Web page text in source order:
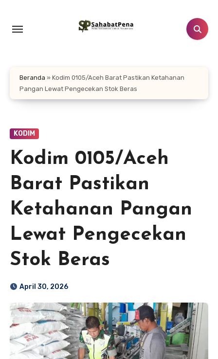
konten
Beranda » Kodim 0105/Aceh Barat Pastikan Ketahanan
Pangan Lewat Pengecekan Stok Beras
KODIM
Kodim 0105/Aceh
Barat Pastikan
Ketahanan Pangan
Lewat Pengecekan
Stok Beras
April 30, 2026